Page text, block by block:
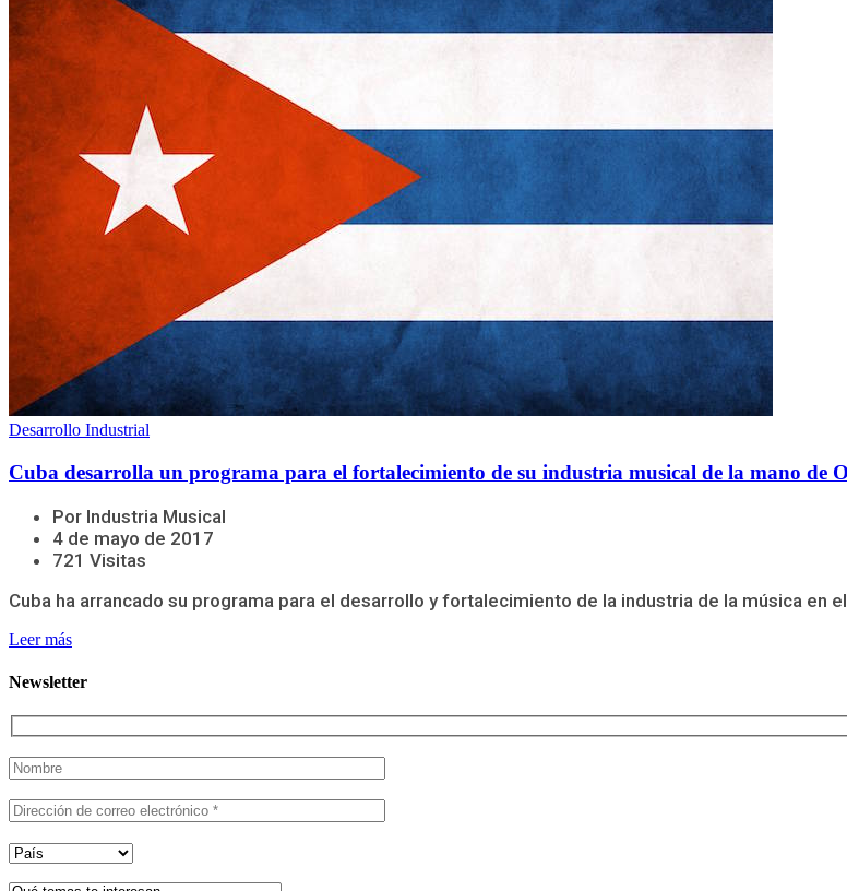
Desarrollo Industrial
Cuba desarrolla un programa para el fortalecimiento de su industria musical de la mano de
Por Industria Musical
4 de mayo de 2017
721 Visitas
Cuba ha arrancado su programa para el desarrollo y fortalecimiento de la industria de la música en
Leer más
Newsletter